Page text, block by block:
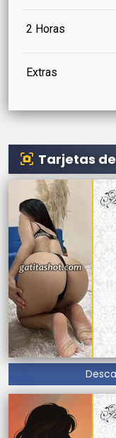
2 Horas
Extras
Tarjetas de